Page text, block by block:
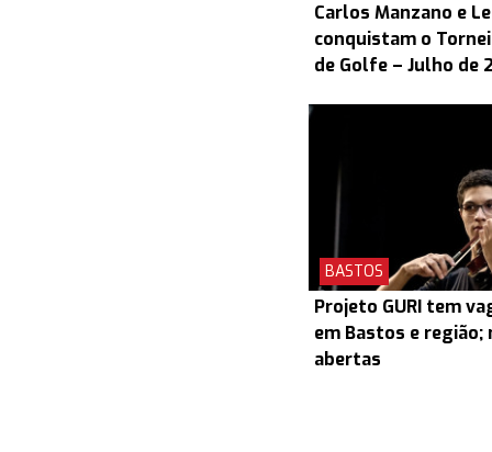
Carlos Manzano e
conquistam o
de Golfe – Julho de
BASTOS
Projeto GURI tem
em Bastos e
abertas